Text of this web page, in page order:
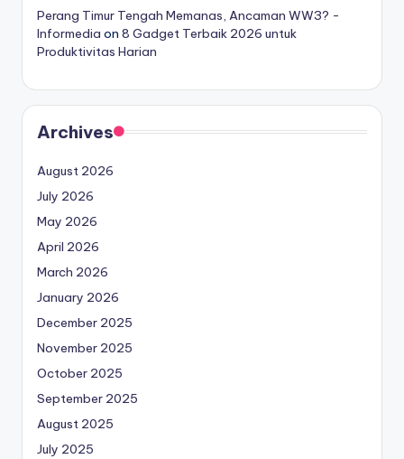
Perang Timur Tengah Memanas, Ancaman WW3? -
Informedia on 8 Gadget Terbaik 2026 untuk
Produktivitas Harian
Archives
August 2026
July 2026
May 2026
April 2026
March 2026
January 2026
December 2025
November 2025
October 2025
September 2025
August 2025
July 2025